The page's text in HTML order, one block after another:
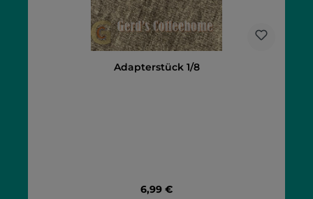
Adapterstück 1/8
Regulärer Preis:
6,99 €